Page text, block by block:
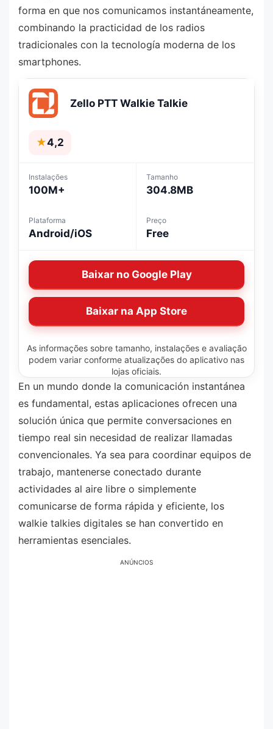
forma en que nos comunicamos instantáneamente,
combinando la practicidad de los radios
tradicionales con la tecnología moderna de los
smartphones.
Zello PTT Walkie Talkie
★4,2
Instalações
100M+
Tamanho
304.8MB
Plataforma
Android/iOS
Preço
Free
Baixar no Google Play
Baixar na App Store
As informações sobre tamanho, instalações e avaliação
podem variar conforme atualizações do aplicativo nas
lojas oficiais.
En un mundo donde la comunicación instantánea
es fundamental, estas aplicaciones ofrecen una
solución única que permite conversaciones en
tiempo real sin necesidad de realizar llamadas
convencionales. Ya sea para coordinar equipos de
trabajo, mantenerse conectado durante
actividades al aire libre o simplemente
comunicarse de forma rápida y eficiente, los
walkie talkies digitales se han convertido en
herramientas esenciales.
ANÚNCIOS